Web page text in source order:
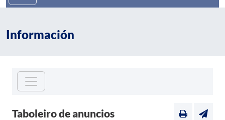
Información
Taboleiro de anuncios